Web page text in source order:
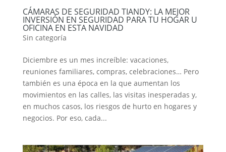
CÁMARAS DE SEGURIDAD TIANDY: LA MEJOR
INVERSIÓN EN SEGURIDAD PARA TU HOGAR U
OFICINA EN ESTA NAVIDAD
Sin categoría
Diciembre es un mes increíble: vacaciones,
reuniones familiares, compras, celebraciones… Pero
también es una época en la que aumentan los
movimientos en las calles, las visitas inesperadas y,
en muchos casos, los riesgos de hurto en hogares y
negocios. Por eso, cada...